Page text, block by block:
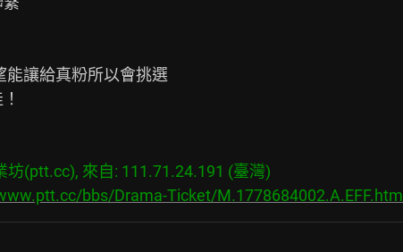
能讓給真粉所以會挑選
坊(ptt.cc), 來自: 111.71.24.191 (臺灣)
bbs/Drama-Ticket/M.1778684002.A.EFF.html